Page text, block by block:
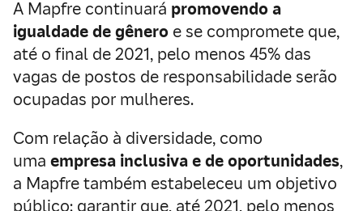
A Mapfre continuará promovendo a
igualdade de gênero e se compromete que,
até o final de 2021, pelo menos 45% das
vagas de postos de responsabilidade serão
ocupadas por mulheres.
Com relação à diversidade, como
uma empresa inclusiva e de oportunidades,
a Mapfre também estabeleceu um objetivo
público: garantir que, até 2021, pelo menos